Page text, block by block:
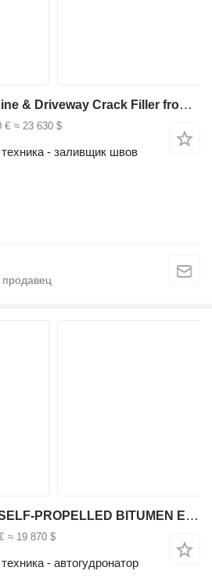
TICAB Bitumen Machine & Driveway Crack Filler from Manufacturer
€ ≈ 23 630 $
- заливщик швов
TICAB Manufacturer SELF-PROPELLED BITUMEN EMULSION SPRAYER,BS-1000 SP
≈ 19 870 $
- автогудронатор